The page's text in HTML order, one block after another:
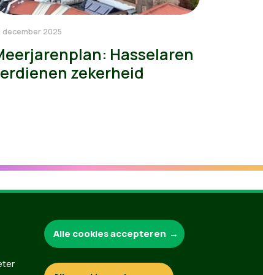
december 2025
Hasselaren
zekerheid
Groen.be
Alle cookies accepteren